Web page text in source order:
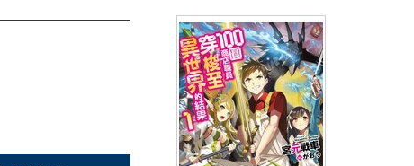
輕小說瑪莉亞的凝望(08)
NT$160 90折 NT$144 (USD4.78)